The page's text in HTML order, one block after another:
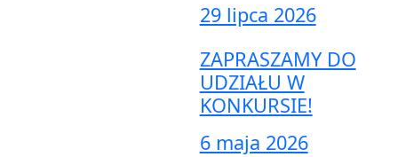
29 lipca 2026
ZAPRASZAMY DO
UDZIAŁU W
KONKURSIE!
6 maja 2026